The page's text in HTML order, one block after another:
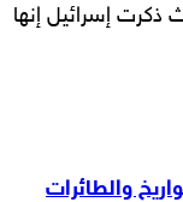
إسرائيل إنها
والطائرات